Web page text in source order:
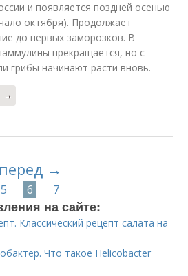
и появляется поздней осенью
октября). Продолжает
до первых заморозков. В
прекращается, но с
грибы начинают расти вновь.
→
→
5 6 7
на сайте:
Классический рецепт салата на
Что такое Helicobacter